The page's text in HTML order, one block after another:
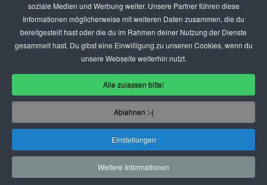
soziale Medien und Werbung weiter. Unsere Partner führen diese
Informationen möglicherweise mit weiteren Daten zusammen, die du
bereitgestellt hast oder die du im Rahmen deiner Nutzung der Dienste
gesammelt hast. Du gibst eine Einwilligung zu unseren Cookies, wenn du
unsere Webseite weiterhin nutzt.
Alle zulassen bitte!
Ablehnen :-(
Einstellungen
Weitere Informationen
BEWERTET UNS
KONTAKT
THEMENVORSCHLAG
DEIN LOKAL VORSTELLEN
USER